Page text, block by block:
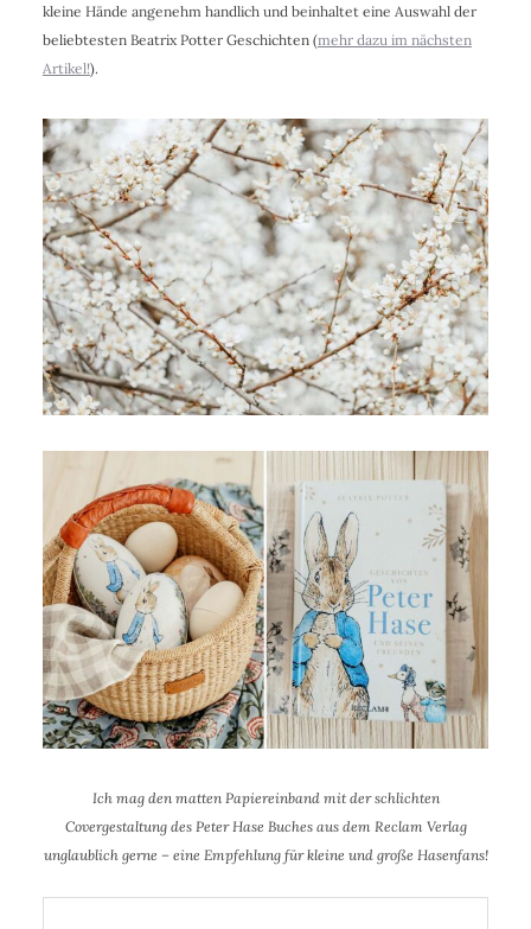
kleine Hände angenehm handlich und beinhaltet eine Auswahl der
beliebtesten Beatrix Potter Geschichten (mehr dazu im nächsten
Artikel!).
Ich mag den matten Papiereinband mit der schlichten
Covergestaltung des Peter Hase Buches aus dem Reclam Verlag
unglaublich gerne – eine Empfehlung für kleine und große Hasenfans!